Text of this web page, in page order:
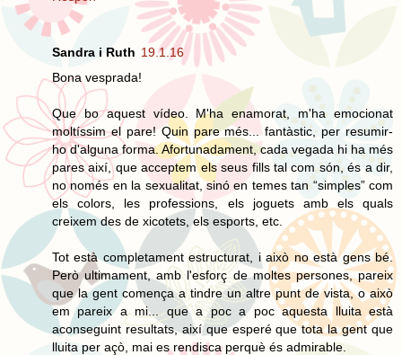
Sandra i Ruth 19.1.16
Bona vesprada!
Que bo aquest vídeo. M'ha enamorat, m'ha emocionat
moltíssim el pare! Quin pare més... fantàstic, per resumir-
ho d'alguna forma. Afortunadament, cada vegada hi ha més
pares així, que acceptem els seus fills tal com són, és a dir,
no només en la sexualitat, sinó en temes tan “simples” com
els colors, les professions, els joguets amb els quals
creixem des de xicotets, els esports, etc.
Tot està completament estructurat, i això no està gens bé.
Però ultimament, amb l'esforç de moltes persones, pareix
que la gent comença a tindre un altre punt de vista, o això
em pareix a mi... que a poc a poc aquesta lluita està
aconseguint resultats, així que esperé que tota la gent que
lluita per açò, mai es rendisca perquè és admirable.